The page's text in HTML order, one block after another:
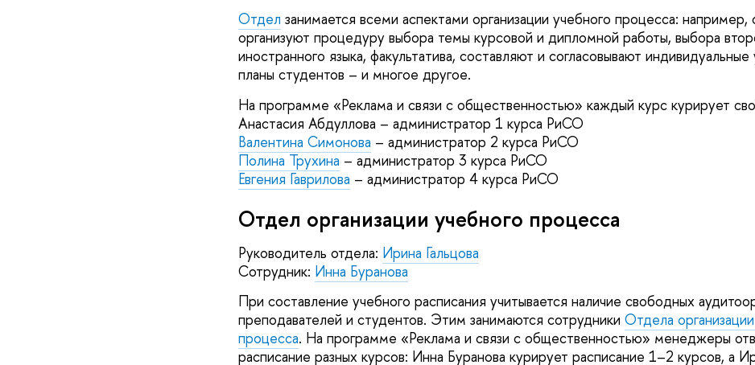
Отдел занимается всеми аспектами организации учебного процесса: например,
организуют процедуру выбора темы курсовой и дипломной работы, выбора
иностранного языка, факультатива, составляют и согласовывают
планы студентов – и многое другое.
На программе «Реклама и связи с общественностью» каждый курс курирует
Анастасия Абдуллова – администратор 1 курса РиСО
Валентина Симонова – администратор 2 курса РиСО
Полина Трухина – администратор 3 курса РиСО
Евгения Гаврилова – администратор 4 курса РиСО
Отдел организации учебного процесса
Руководитель отдела: Ирина Гальцова
Сотрудник: Инна Буранова
При составление учебного расписания учитывается наличие свободных
преподавателей и студентов. Этим занимаются сотрудники Отдела
процесса. На программе «Реклама и связи с общественностью» менеджеры
расписание разных курсов: Инна Буранова курирует расписание 1–2 курсов, а